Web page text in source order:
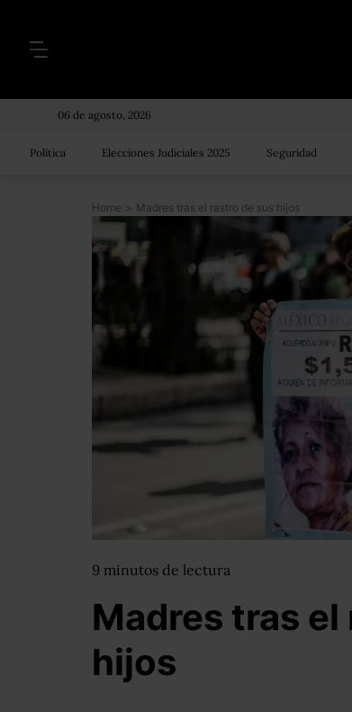
06 de agosto, 2026
Política Elecciones Judiciales 2025 Seguridad
Home > Madres tras el rastro de sus hijos
9 minutos de lectura
Madres tras
hijos